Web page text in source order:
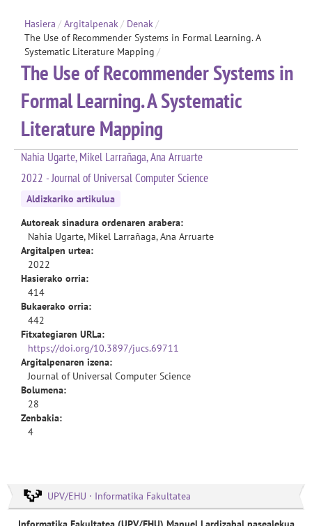
Hasiera / Argitalpenak/ Denak/
The Use of Recommender Systems in Formal Learning. A
Systematic Literature Mapping /
The Use of Recommender Systems in
Formal Learning. A Systematic
Literature Mapping
Nahia Ugarte, Mikel Larrañaga, Ana Arruarte
2022 - Journal of Universal Computer Science
Aldizkariko artikulua
Autoreak sinadura ordenaren arabera:
Nahia Ugarte, Mikel Larrañaga, Ana Arruarte
Argitalpen urtea:
2022
Hasierako orria:
414
Bukaerako orria:
442
Fitxategiaren URLa:
https://doi.org/10.3897/jucs.69711
Argitalpenaren izena:
Journal of Universal Computer Science
Bolumena:
28
Zenbakia:
4
UPV/EHU · Informatika Fakultatea